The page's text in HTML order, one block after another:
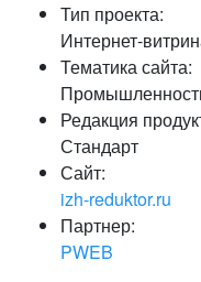
Тип проекта:
Интернет-
Тематика сайта:
Редакция
Стандарт
Сайт:
izh-reduktor.ru
Партнер:
PWEB